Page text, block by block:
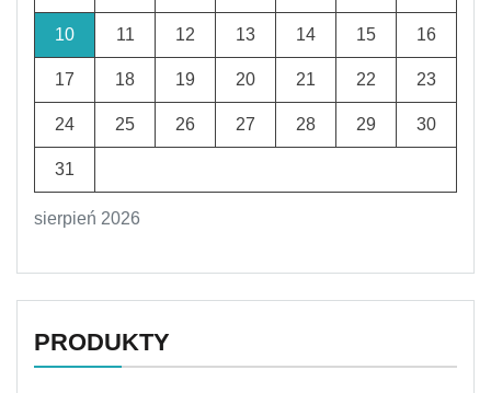
sierpień 2026
10 11 12 13 14 15 16
17 18 19 20 21 22 23
24 25 26 27 28 29 30
31
PRODUKTY